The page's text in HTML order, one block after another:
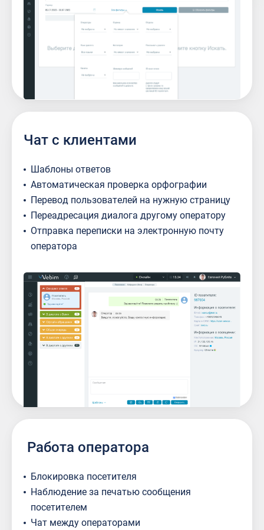
Чат с клиентами
Шаблоны ответов
Автоматическая проверка орфографии
Перевод пользователей на нужную страницу
Переадресация диалога другому оператору
Отправка переписки на электронную почту
оператора
Работа оператора
Блокировка посетителя
Наблюдение за печатью сообщения
посетителем
Чат между операторами